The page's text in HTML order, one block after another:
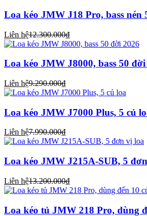
Loa kéo JMW J18 Pro, bass nén
Liên hệ12.300.000₫
Loa kéo JMW J8000, bass 50 đời
Liên hệ9.290.000₫
Loa kéo JMW J7000 Plus, 5 củ
Liên hệ7.990.000₫
Loa kéo JMW J215A-SUB, 5
Liên hệ13.200.000₫
Loa kéo tủ JMW 218 Pro, dùng